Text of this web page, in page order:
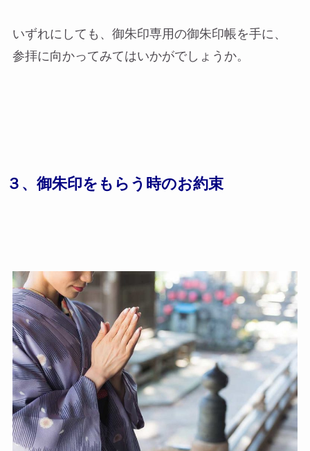
いずれにしても、御朱印専用の御朱印帳を手に、
参拝に向かってみてはいかがでしょうか。
３、御朱印をもらう時のお約束